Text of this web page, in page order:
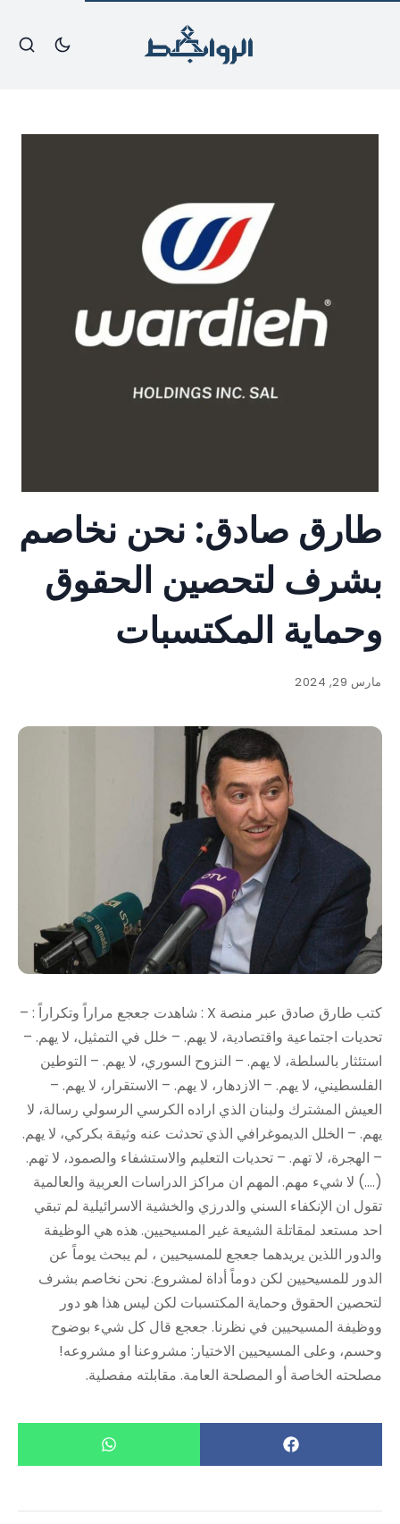
طارق صادق: نحن نخاصم
بشرف لتحصين الحقوق
وحماية المكتسبات
مارس 29, 2024
كتب طارق صادق عبر منصة X : شاهدت جعجع مراراً وتكراراً : –
تحديات اجتماعية واقتصادية، لا يهم. – خلل في التمثيل، لا يهم. –
استئثار بالسلطة، لا يهم. – النزوح السوري، لا يهم. – التوطين
الفلسطيني، لا يهم. – الازدهار، لا يهم. – الاستقرار، لا يهم. –
العيش المشترك ولبنان الذي اراده الكرسي الرسولي رسالة، لا
يهم. – الخلل الديموغرافي الذي تحدثت عنه وثيقة بكركي، لا يهم.
– الهجرة، لا تهم. – تحديات التعليم والاستشفاء والصمود، لا تهم.
(….) لا شيء مهم. المهم ان مراكز الدراسات العربية والعالمية
تقول ان الإنكفاء السني والدرزي والخشية الاسرائيلية لم تبقي
احد مستعد لمقاتلة الشيعة غير المسيحيين. هذه هي الوظيفة
والدور اللذين يريدهما جعجع للمسيحيين ، لم يبحث يوماً عن
الدور للمسيحيين لكن دوماً أداة لمشروع. نحن نخاصم بشرف
لتحصين الحقوق وحماية المكتسبات لكن ليس هذا هو دور
ووظيفة المسيحيين في نظرنا. جعجع قال كل شيء بوضوح
وحسم، وعلى المسيحيين الاختيار: مشروعنا او مشروعه!
مصلحته الخاصة أو المصلحة العامة. مقابلته مفصلية.